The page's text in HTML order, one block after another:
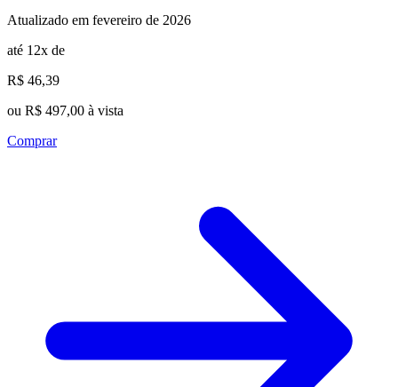
Atualizado em fevereiro de 2026
até 12x de
R$ 46,39
ou R$ 497,00 à vista
Comprar